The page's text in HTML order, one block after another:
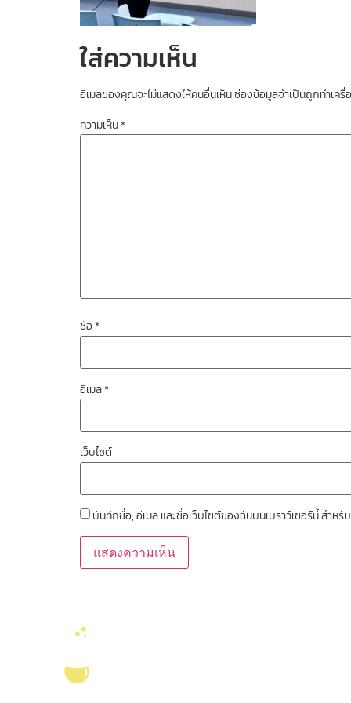
ใส่ความเห็น
อีเมลของคุณจะไม่แสดงให้คนอื่นเห็นช่องข้อมูลจำเป็นถูกทำเครื่
ความเห็น*
ชื่อ*
อีเมล*
เว็บไซต์
บันทึกชื่อ, อีเมล และชื่อเว็บไซต์ของฉันบนเบราว์เซอร์นี้ สำห